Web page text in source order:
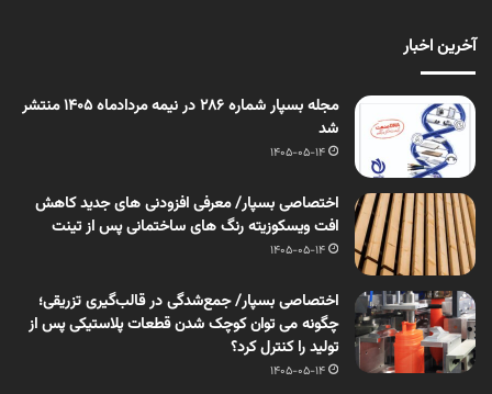
آخرین اخبار
مجله بسپار شماره 286 در نیمه مردادماه 1405 منتشر
شد
1405-05-14
اختصاصی بسپار/ معرفی افزودنی های جدید کاهش
افت ویسکوزیته رنگ های ساختمانی پس از تینت
1405-05-14
اختصاصی بسپار/ جمع‌شدگی در قالب‌گیری تزریقی؛
چگونه می توان کوچک شدن قطعات پلاستیکی پس از
تولید را کنترل کرد؟
1405-05-14